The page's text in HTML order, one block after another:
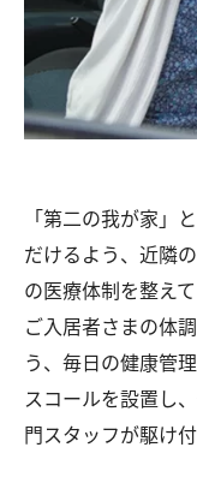
「第二の我が家」
だけるよう、近隣
の医療体制を整えて
ご入居者さまの体
う、毎日の健康管
スコールを設置し
門スタッフが駆け付